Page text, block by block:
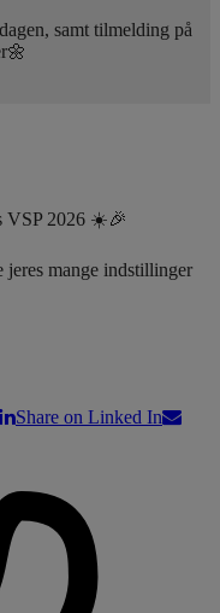
samt tilmelding på
VSP 2026 ☀️🎉
mange indstillinger
Share on Linked In